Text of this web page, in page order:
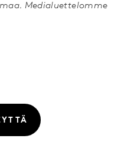
Medialuettelomme